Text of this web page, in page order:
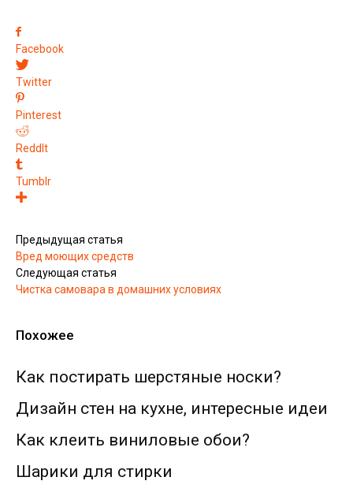
Facebook
Twitter
Pinterest
ReddIt
Tumblr
Предыдущая статья
Вред моющих средств
Следующая статья
Чистка самовара в домашних условиях
Похожее
Как постирать шерстяные носки?
Дизайн стен на кухне, интересные идеи
Как клеить виниловые обои?
Шарики для стирки